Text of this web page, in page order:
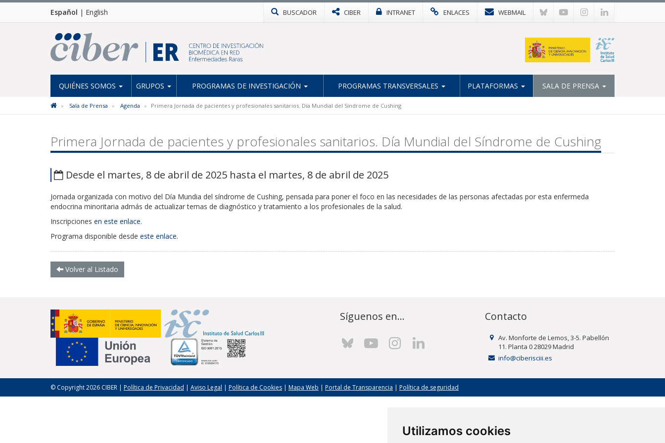
Utilizamos cookies
Español | English BUSCADOR CIBER INTRANET ENLACES WEBMAIL
QUIÉNES SOMOS GRUPOS PROGRAMAS DE INVESTIGACIÓN PROGRAMAS TRANSVERSALES PLATAFORMAS SALA DE PRENSA
Sala de Prensa Agenda Primera Jornada de pacientes y profesionales sanitarios. Día Mundial del Síndrome de Cushing
Primera Jornada de pacientes y profesionales sanitarios. Día Mundial del Síndrome de Cushing
Desde el martes, 8 de abril de 2025 hasta el martes, 8 de abril de 2025
Jornada organizada con motivo del Día Mundia del síndrome de Cushing, pensada para poner el foco en las necesidades de las personas afectadas por esta enfermeda
endocrina minoritaria admás de actualizar temas de diagnóstico y tratamiento a los profesionales de la salud.
Inscripciones en este enlace.
Programa disponible desde este enlace.
Volver al Listado
Síguenos en... Contacto
Av. Monforte de Lemos, 3-5. Pabellón
11. Planta 0 28029 Madrid
info@ciberisciii.es
© Copyright 2026 CIBER | Política de Privacidad | Aviso Legal | Política de Cookies | Mapa Web | Portal de Transparencia | Política de seguridad